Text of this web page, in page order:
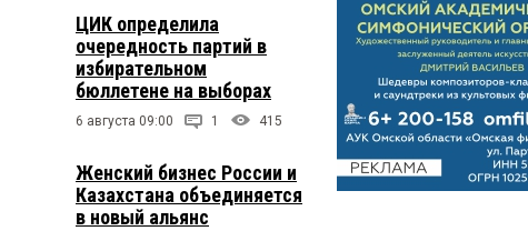
ЦИК определила
очередность партий в
избирательном
бюллетене на выборах
6 августа 09:00 1 415
Женский бизнес России и
Казахстана объединяется
в новый альянс